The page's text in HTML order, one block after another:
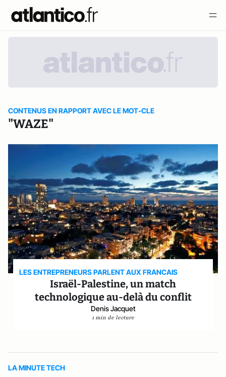
CONTENUS EN RAPPORT AVEC LE MOT-CLE
"WAZE"
LES ENTREPRENEURS PARLENT AUX FRANCAIS
Israël-Palestine, un match
technologique au-delà du conflit
Denis Jacquet
1 min de lecture
LA MINUTE TECH